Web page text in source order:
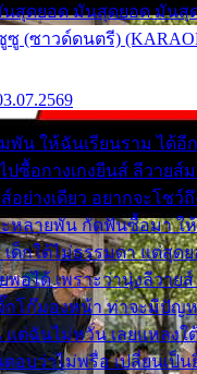
สุดยอด มันสุดยอด มันสุ
ซู (ซาวด์ดนตรี)
พัน ให้ฉันเรียนราม ได้
ปซื้อกางเกงยีนส์ ลีวายส์ม
อย่างเดียว อยากจะโชว์
หลายพัน กัดฟันซื้อมา ให้
ด็กใต้ไม่ธรรมดา แต่สุดย
พอได้ เพราะว่านุ่งลีวาย
กโก๊มองหน้า ท่าจะมีปัญ
แต่ฉันไม่หวั่น เลยแหลง
อบว่าไม่พรื่อ เปลี่ยนเป็น